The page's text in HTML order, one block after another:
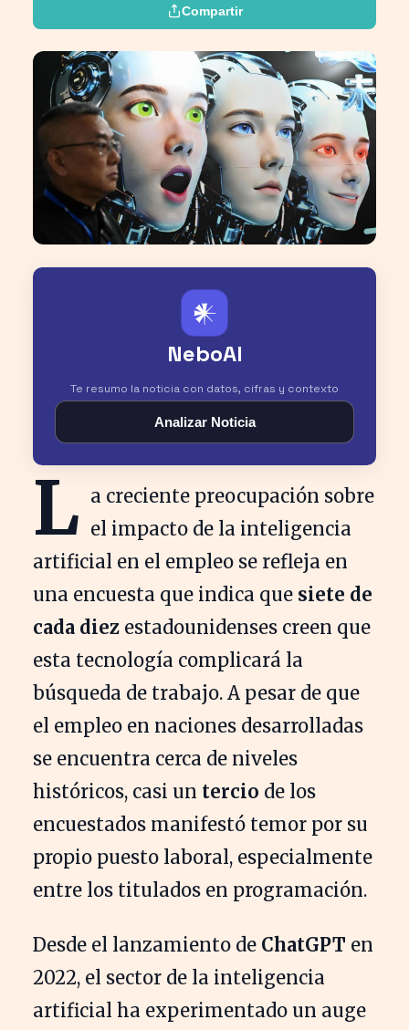
Compartir
𒀭
NeboAI
Te resumo la noticia con datos, cifras y contexto
Analizar Noticia
L a creciente preocupación sobre
el impacto de la inteligencia
artificial en el empleo se refleja en
una encuesta que indica que siete de
cada diez estadounidenses creen que
esta tecnología complicará la
búsqueda de trabajo. A pesar de que
el empleo en naciones desarrolladas
se encuentra cerca de niveles
históricos, casi un tercio de los
encuestados manifestó temor por su
propio puesto laboral, especialmente
entre los titulados en programación.
Desde el lanzamiento de ChatGPT en
2022, el sector de la inteligencia
artificial ha experimentado un auge